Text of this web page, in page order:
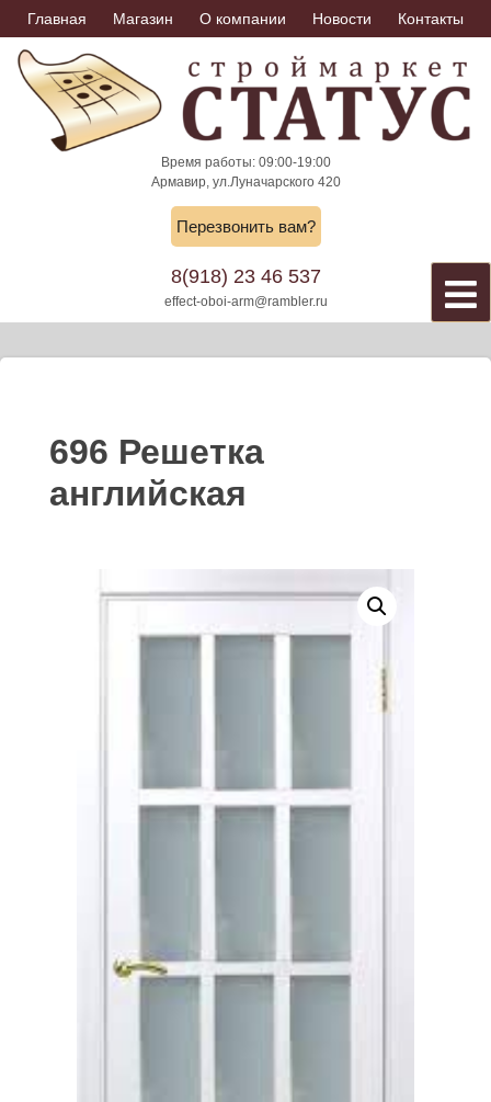
Skip
to
content
Главная Магазин О компании Новости Контакты
Время работы: 09:00-19:00
Армавир, ул.Луначарского 420
Перезвонить вам?
8(918) 23 46 537
effect-oboi-arm@rambler.ru
696 Решетка
английская